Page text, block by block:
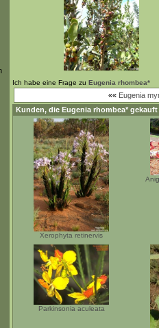
Ich habe eine Frage zu Eugenia rhombea*
«« Eugenia
Kunden, die Eugenia rhombea* gekauft
Xerophyta retinervis
Parkinsonia aculeata